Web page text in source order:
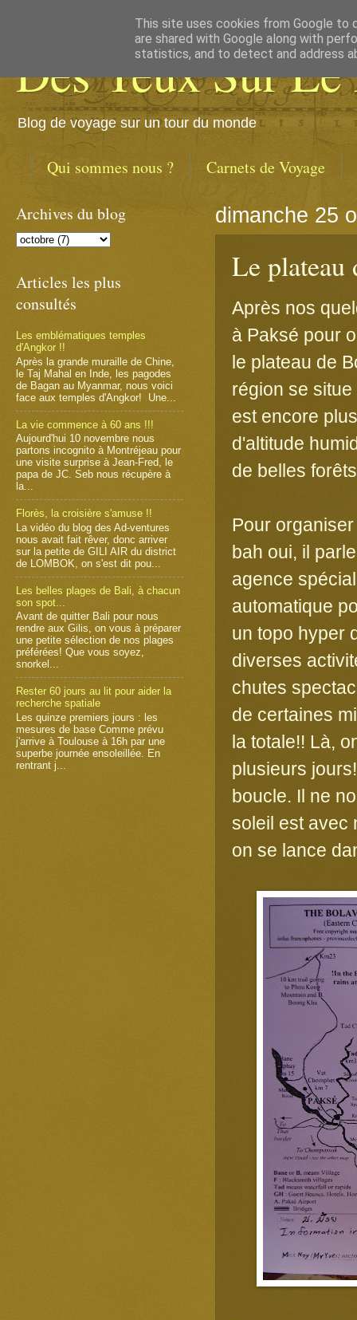
Des Yeux Sur
Blog de voyage sur un tour du monde
Qui sommes nous ? Carnets de Voyage
dimanche 25
Le
Après nos
à Paksé pour
le plateau de
région se
est encore
d'altitude
de belles
Pour
bah oui, il
agence
automatique
un topo hyper
diverses
chutes
de certaines
la totale!! Là,
plusieurs
boucle. Il ne
soleil est avec
on se lance
Archives du blog
Articles les plus
consultés
Les emblématiques temples
d'Angkor !!
Après la grande muraille de Chine,
le Taj Mahal en Inde, les pagodes
de Bagan au Myanmar, nous voici
face aux temples d'Angkor! Une...
La vie commence à 60 ans !!!
Aujourd'hui 10 novembre nous
partons incognito à Montréjeau pour
une visite surprise à Jean-Fred, le
papa de JC. Seb nous récupère à
la...
Florès, la croisière s'amuse !!
La vidéo du blog des Ad-ventures
nous avait fait rêver, donc arriver
sur la petite de GILI AIR du district
de LOMBOK, on s'est dit pou...
Les belles plages de Bali, à chacun
son spot...
Avant de quitter Bali pour nous
rendre aux Gilis, on vous à préparer
une petite sélection de nos plages
préférées! Que vous soyez,
snorkel...
Rester 60 jours au lit pour aider la
recherche spatiale
Les quinze premiers jours : les
mesures de base Comme prévu
j'arrive à Toulouse à 16h par une
superbe journée ensoleillée. En
rentrant j...
This site uses cookies from Google to
are shared with Google along with
statistics, and to detect and address